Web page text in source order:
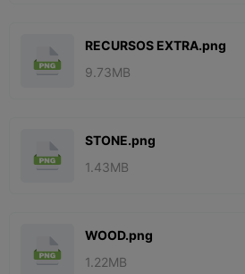
RECURSOS EXTRA.png
9.73MB
STONE.png
1.43MB
WOOD.png
1.22MB